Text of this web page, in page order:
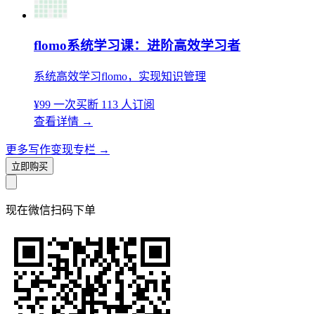
flomo系统学习课：进阶高效学习者
系统高效学习flomo，实现知识管理
¥99 一次买断 113 人订阅
查看详情 →
更多写作变现专栏 →
立即购买
现在微信扫码下单